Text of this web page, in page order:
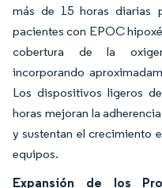
más de 15 horas diarias
pacientes con EPOC
cobertura de la
incorporando
Los dispositivos ligeros
horas mejoran la
y sustentan el crecimiento
equipos.
Expansión de los